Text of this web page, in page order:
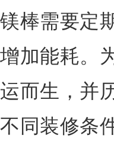
镁棒需要定
增加能耗。
运而生，并
不同装修条